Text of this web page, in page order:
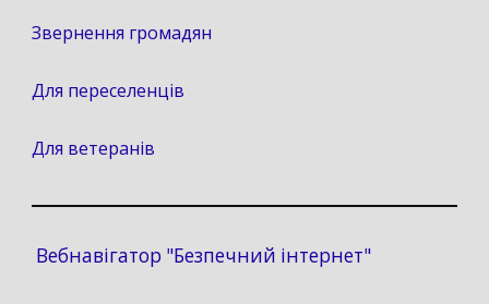
Звернення громадян
Для переселенців
Для ветеранів
Вебнавігатор "Безпечний інтернет"